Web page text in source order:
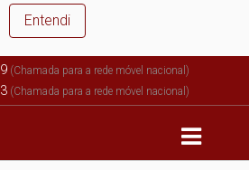
Entendi
(Chamada para a rede móvel nacional)
(Chamada para a rede móvel nacional)